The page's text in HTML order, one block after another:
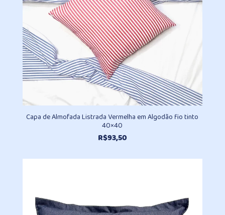
Capa de Almofada Listrada Vermelha em Algodão fio tinto
40×40
R$93,50